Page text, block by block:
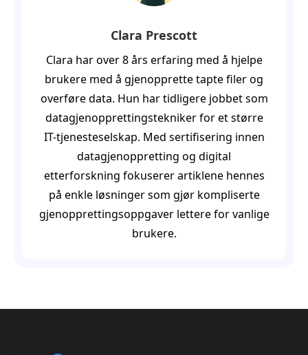
Clara Prescott
Clara har over 8 års erfaring med å hjelpe
brukere med å gjenopprette tapte filer og
overføre data. Hun har tidligere jobbet som
datagjenopprettingstekniker for et større
IT-tjenesteselskap. Med sertifisering innen
datagjenoppretting og digital
etterforskning fokuserer artiklene hennes
på enkle løsninger som gjør kompliserte
gjenopprettingsoppgaver lettere for vanlige
brukere.